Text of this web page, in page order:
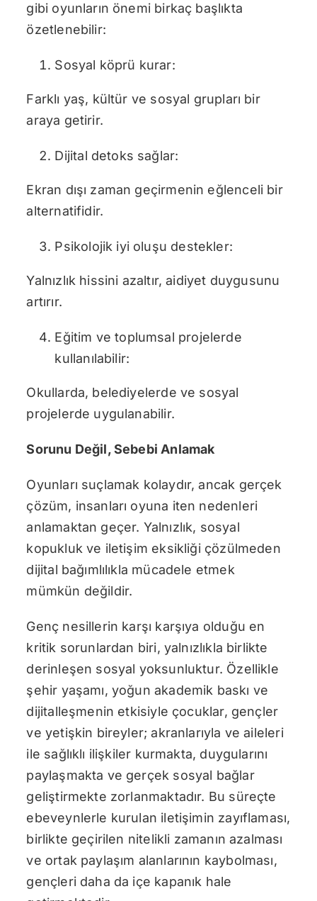
gibi oyunların önemi birkaç başlıkta
özetlenebilir:
Sosyal köprü kurar:
Farklı yaş, kültür ve sosyal grupları bir
araya getirir.
Dijital detoks sağlar:
Ekran dışı zaman geçirmenin eğlenceli bir
alternatifidir.
Psikolojik iyi oluşu destekler:
Yalnızlık hissini azaltır, aidiyet duygusunu
artırır.
Eğitim ve toplumsal projelerde
kullanılabilir:
Okullarda, belediyelerde ve sosyal
projelerde uygulanabilir.
Sorunu Değil, Sebebi Anlamak
Oyunları suçlamak kolaydır, ancak gerçek
çözüm, insanları oyuna iten nedenleri
anlamaktan geçer. Yalnızlık, sosyal
kopukluk ve iletişim eksikliği çözülmeden
dijital bağımlılıkla mücadele etmek
mümkün değildir.
Genç nesillerin karşı karşıya olduğu en
kritik sorunlardan biri, yalnızlıkla birlikte
derinleşen sosyal yoksunluktur. Özellikle
şehir yaşamı, yoğun akademik baskı ve
dijitalleşmenin etkisiyle çocuklar, gençler
ve yetişkin bireyler; akranlarıyla ve aileleri
ile sağlıklı ilişkiler kurmakta, duygularını
paylaşmakta ve gerçek sosyal bağlar
geliştirmekte zorlanmaktadır. Bu süreçte
ebeveynlerle kurulan iletişimin zayıflaması,
birlikte geçirilen nitelikli zamanın azalması
ve ortak paylaşım alanlarının kaybolması,
gençleri daha da içe kapanık hale